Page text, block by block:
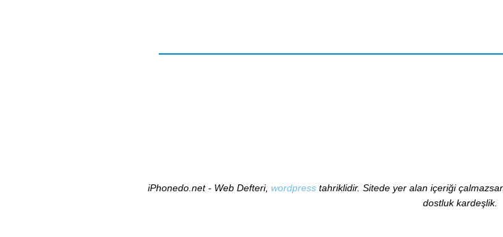
iPhonedo.net - Web Defteri, wordpresstahriklidir. Sitede yer alan içeriği
dostluk kardeşlik.